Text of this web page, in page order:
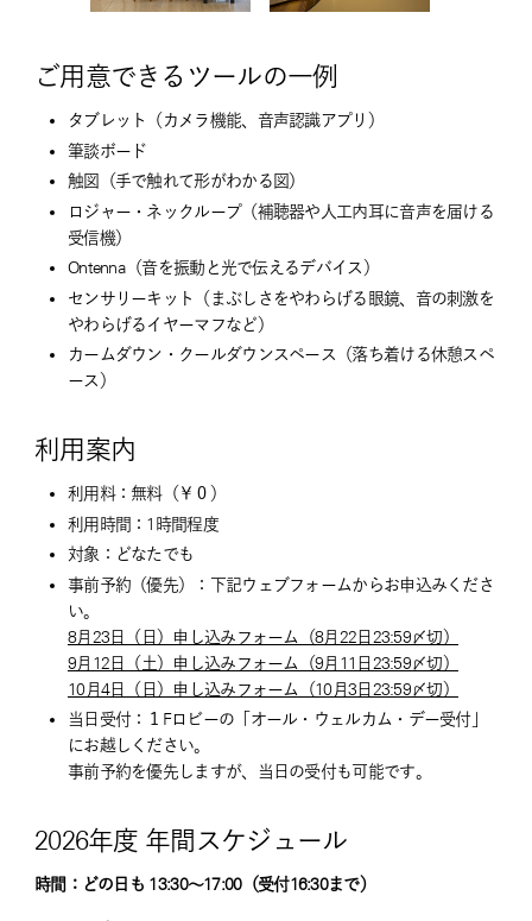
ご用意できるツールの一例
タブレット（カメラ機能、音声認識アプリ）
筆談ボード
触図（手で触れて形がわかる図）
ロジャー・ネックループ（補聴器や人工内耳に音声を届ける
受信機）
Ontenna（音を振動と光で伝えるデバイス）
センサリーキット（まぶしさをやわらげる眼鏡、音の刺激を
やわらげるイヤーマフなど）
カームダウン・クールダウンスペース（落ち着ける休憩スペ
ース）
利用案内
利用料：無料（￥０）
利用時間：1時間程度
対象：どなたでも
事前予約（優先）：下記ウェブフォームからお申込みくださ
い。
8月23日（日）申し込みフォーム（8月22日23:59〆切）
9月12日（土）申し込みフォーム（9月11日23:59〆切）
10月4日（日）申し込みフォーム（10月3日23:59〆切）
当日受付：１Fロビーの「オール・ウェルカム・デー受付」
にお越しください。
事前予約を優先しますが、当日の受付も可能です。
2026年度 年間スケジュール
時間：どの日も 13:30～17:00（受付16:30まで）